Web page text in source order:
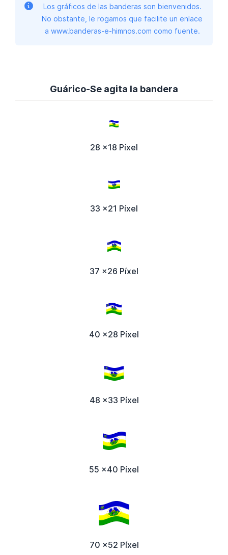
Los gráficos de las banderas son bienvenidos.
No obstante, le rogamos que facilite un enlace
a www.banderas-e-himnos.com como fuente.
Guárico-Se agita la bandera
28 x18 Píxel
33 x21 Píxel
37 x26 Píxel
40 x28 Píxel
48 x33 Píxel
55 x40 Píxel
70 x52 Píxel